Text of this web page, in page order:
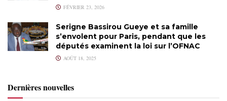
FÉVRIER 23, 2026
Serigne Bassirou Gueye et sa famille
s’envolent pour Paris, pendant que les
députés examinent la loi sur l’OFNAC
AOÛT 18, 2025
Dernières nouvelles